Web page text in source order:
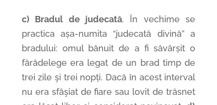
c) Bradul de judecată. În vechime se
practica așa-numita “judecată divină” a
bradului: omul bănuit de a fi săvârșit o
fărădelege era legat de un brad timp de
trei zile şi trei nopți. Dacă în acest interval
nu era sfâşiat de fiare sau lovit de trăsnet